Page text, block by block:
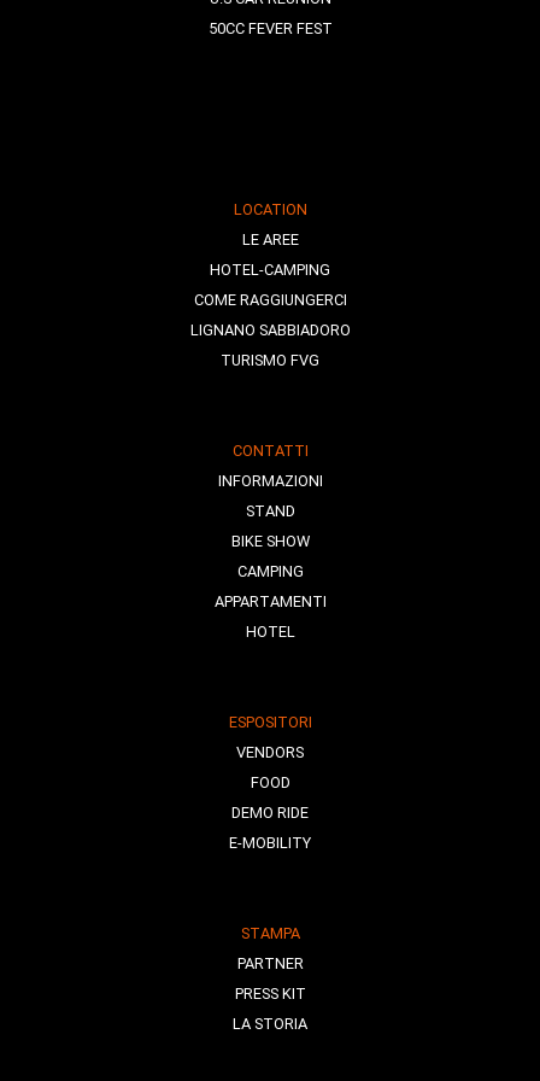
50CC FEVER FEST
LOCATION
LE AREE
HOTEL-CAMPING
COME RAGGIUNGERCI
LIGNANO SABBIADORO
TURISMO FVG
CONTATTI
INFORMAZIONI
STAND
BIKE SHOW
CAMPING
APPARTAMENTI
HOTEL
ESPOSITORI
VENDORS
FOOD
DEMO RIDE
E-MOBILITY
STAMPA
PARTNER
PRESS KIT
LA STORIA